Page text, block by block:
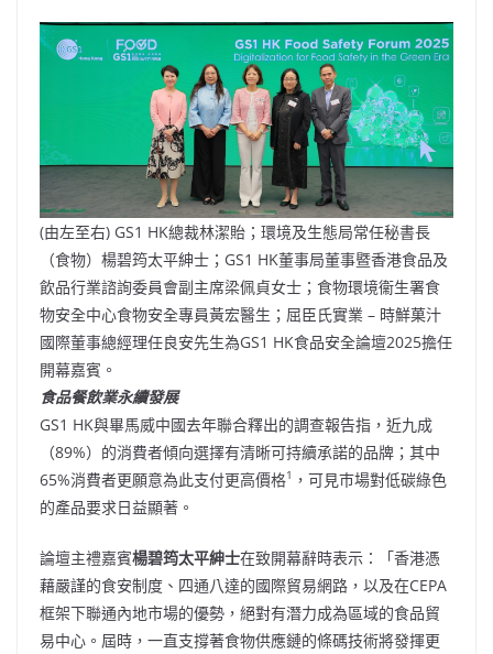
(由左至右) GS1 HK總裁林潔貽；環境及生態局常任秘書長
（食物）楊碧筠太平紳士；GS1 HK董事局董事暨香港食品及
飲品行業諮詢委員會副主席梁佩貞女士；食物環境衞生署食
物安全中心食物安全專員黃宏醫生；屈臣氏實業 – 時鮮菓汁
國際董事總經理任良安先生為GS1 HK食品安全論壇2025擔任
開幕嘉賓。
食品餐飲業永續發展
GS1 HK與畢馬威中國去年聯合釋出的調查報告指，近九成
（89%）的消費者傾向選擇有清晰可持續承諾的品牌；其中
65%消費者更願意為此支付更高價格1 ，可見巿場對低碳綠色
的產品要求日益顯著。
論壇主禮嘉賓楊碧筠太平紳士在致開幕辭時表示：「香港憑
藉嚴謹的食安制度、四通八達的國際貿易網路，以及在CEPA
框架下聯通內地市場的優勢，絕對有潛力成為區域的食品貿
易中心。屆時，一直支撐著食物供應鏈的條碼技術將發揮更